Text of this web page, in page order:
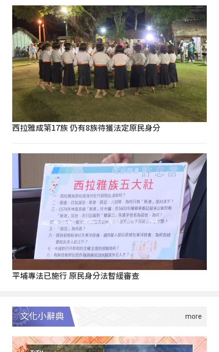
西拉雅成第17族 仍有8族待獲法定原民身分
平埔專法已施行 原民身分法暫緩審查
文化小辭典